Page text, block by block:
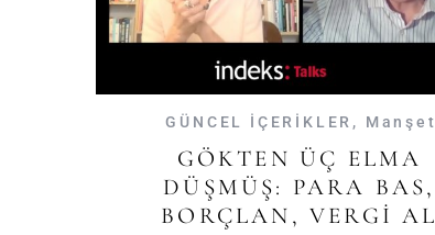
GÜNCEL İÇERİKLER , Manşet
GÖKTEN ÜÇ ELMA
DÜŞMÜŞ: PARA BAS,
BORÇLAN, VERGI AL